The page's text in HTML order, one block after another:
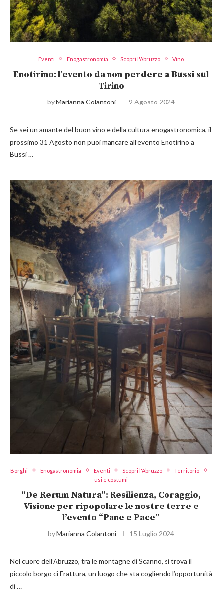
Eventi Enogastronomia Scopri l'Abruzzo Vino
Enotirino: l’evento da non perdere a Bussi sul
Tirino
byMarianna Colantoni 9 Agosto 2024
Se sei un amante del buon vino e della cultura enogastronomica, il
prossimo 31 Agosto non puoi mancare all’evento Enotirino a
Bussi …
Borghi Enogastronomia Eventi Scopri l'Abruzzo
Territorio
usi e costumi
“De Rerum Natura”: Resilienza, Coraggio,
Visione per ripopolare le nostre terre e
l’evento “Pane e Pace”
byMarianna Colantoni 15 Luglio 2024
Nel cuore dell’Abruzzo, tra le montagne di Scanno, si trova il
piccolo borgo di Frattura, un luogo che sta cogliendo l’opportunità
di …